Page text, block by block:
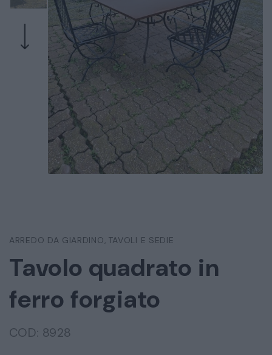
ARREDO DA GIARDINO , TAVOLI E SEDIE
Tavolo quadrato in
ferro forgiato
COD: 8928